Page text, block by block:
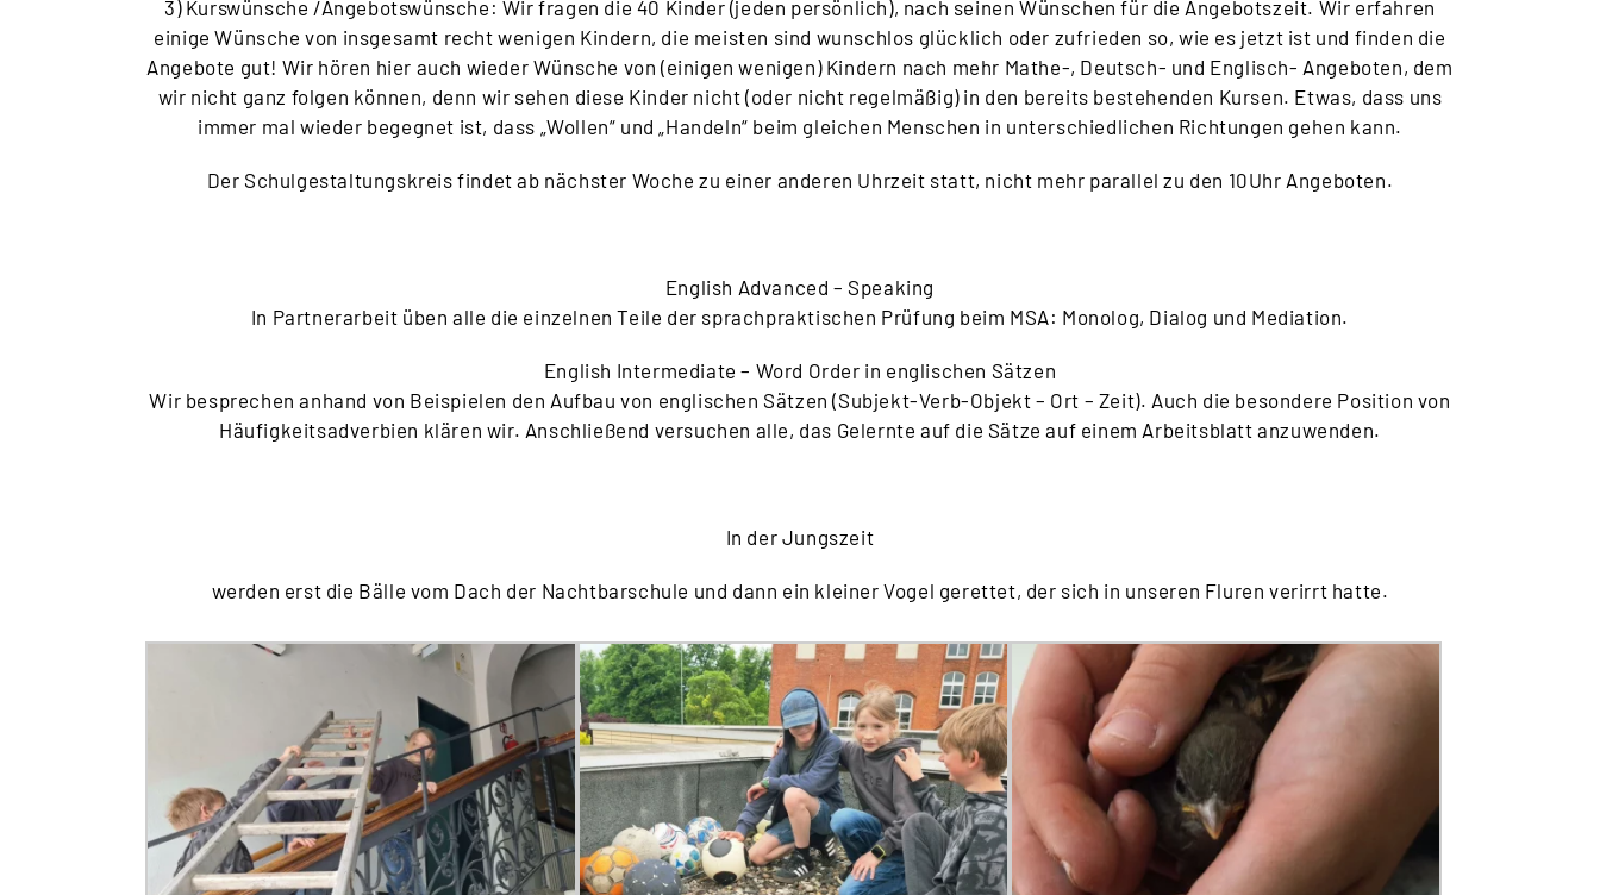
3) Kurswünsche /Angebotswünsche: Wir fragen die 40 Kinder (jeden persönlich), nach seinen Wünschen für die Angebotszeit. Wir erfahren
einige Wünsche von insgesamt recht wenigen Kindern, die meisten sind wunschlos glücklich oder zufrieden so, wie es jetzt ist und finden die
Angebote gut! Wir hören hier auch wieder Wünsche von (einigen wenigen) Kindern nach mehr Mathe-, Deutsch- und Englisch- Angeboten, dem
wir nicht ganz folgen können, denn wir sehen diese Kinder nicht (oder nicht regelmäßig) in den bereits bestehenden Kursen. Etwas, dass uns
immer mal wieder begegnet ist, dass „Wollen“ und „Handeln“ beim gleichen Menschen in unterschiedlichen Richtungen gehen kann.
Der Schulgestaltungskreis findet ab nächster Woche zu einer anderen Uhrzeit statt, nicht mehr parallel zu den 10Uhr Angeboten.
English Advanced – Speaking
In Partnerarbeit üben alle die einzelnen Teile der sprachpraktischen Prüfung beim MSA: Monolog, Dialog und Mediation.
English Intermediate – Word Order in englischen Sätzen
Wir besprechen anhand von Beispielen den Aufbau von englischen Sätzen (Subjekt-Verb-Objekt – Ort – Zeit). Auch die besondere Position von
Häufigkeitsadverbien klären wir. Anschließend versuchen alle, das Gelernte auf die Sätze auf einem Arbeitsblatt anzuwenden.
In der Jungszeit
werden erst die Bälle vom Dach der Nachtbarschule und dann ein kleiner Vogel gerettet, der sich in unseren Fluren verirrt hatte.